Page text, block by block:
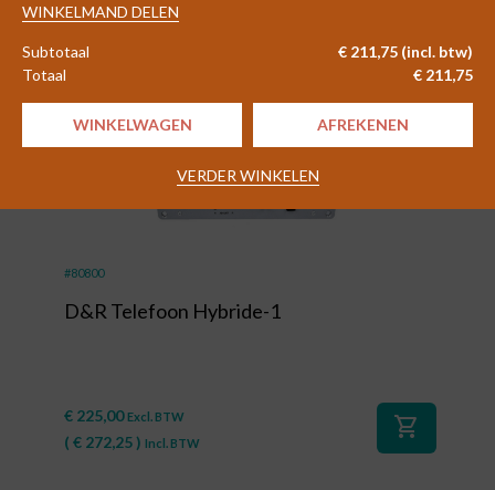
(€2.660,79)Incl. BTW
#80800
D&R Telefoon Hybride-1
€ 225,00 Excl. BTW
( € 272,25) Incl. BTW
shopping_cart
Audio
Decoder
aantal
WINKELMAND DELEN
Subtotaal € 211,75 (incl. btw)
Totaal
€ 211,75
WINKELWAGEN AFREKENEN
VERDER WINKELEN